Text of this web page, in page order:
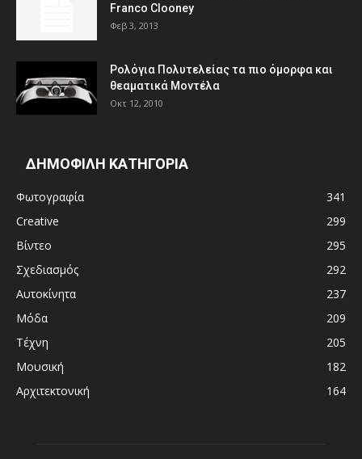
Franco Clooney
Φεβ 3, 2013
Ρολόγια Πολυτελείας τα πιο όμορφα και
θεαματικά Μοντέλα
Οκτ 12, 2010
ΔΗΜΟΦΙΛΗ ΚΑΤΗΓΟΡΙΑ
Φωτογραφία
341
Creative
299
Βίντεο
295
Σχεδιασμός
292
Αυτοκίνητα
237
Μόδα
209
Τέχνη
205
Μουσική
182
Αρχιτεκτονική
164